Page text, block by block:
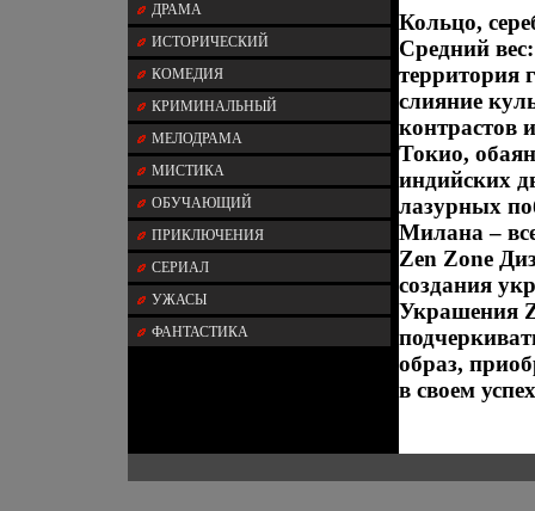
ДРАМА
ИСТОРИЧЕСКИЙ
КОМЕДИЯ
КРИМИНАЛЬНЫЙ
МЕЛОДРАМА
МИСТИКА
ОБУЧАЮЩИЙ
ПРИКЛЮЧЕНИЯ
СЕРИАЛ
УЖАСЫ
ФАНТАСТИКА
Кольцо,
Средний
территория
слияние
контрастов
Токио,
индийских
лазурных
Милана –
Zen Zone
создания
Украшения
образ,
в своем